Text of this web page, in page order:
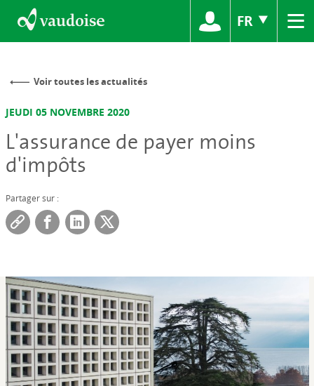
FR ≡
Voir toutes les actualités
JEUDI 05 NOVEMBRE 2020
L'assurance de payer moins
d'impôts
Partager sur :